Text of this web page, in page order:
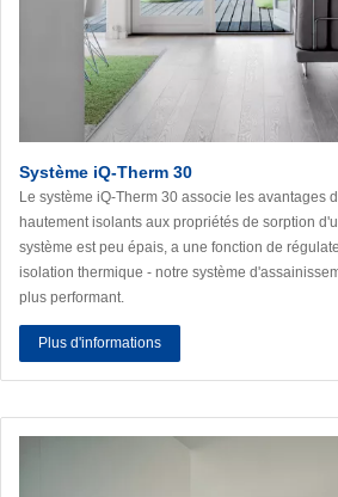
Système iQ-Therm 30
Le système iQ-Therm 30 associe les avantages
hautement isolants aux propriétés de sorption
système est peu épais, a une fonction de
isolation thermique - notre système
plus performant.
Plus d'informations